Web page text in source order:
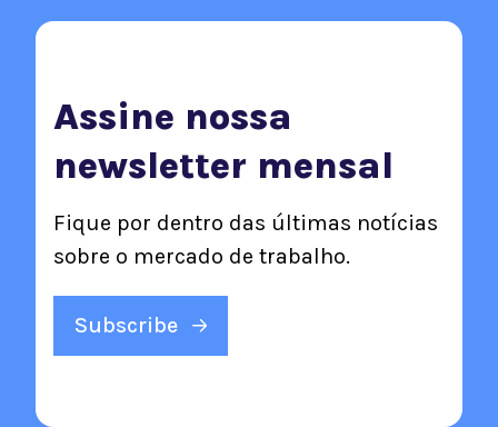
Assine nossa
newsletter mensal
Fique por dentro das últimas notícias
sobre o mercado de trabalho.
Subscribe